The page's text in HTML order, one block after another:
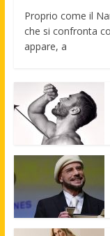
Proprio come il
che si confronta
appare, a